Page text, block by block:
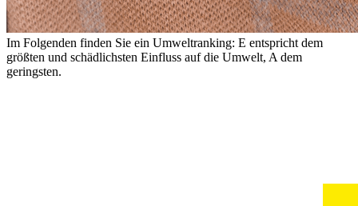
Im Folgenden finden Sie ein Umweltranking: E entspricht dem
größten und schädlichsten Einfluss auf die Umwelt, A dem
geringsten.